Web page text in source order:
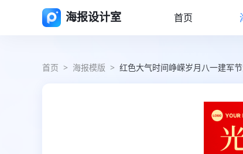
海报设计室 首页
首页 > 海报模版 > 红色大气时间峥嵘岁月八一建军